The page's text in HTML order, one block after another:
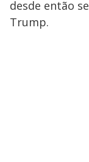
M
u
desde então
Trump.